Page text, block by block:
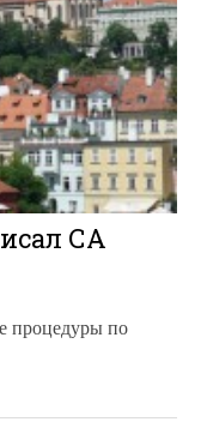
СА
процедуры по